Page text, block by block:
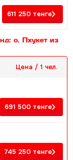
611 250 тенге
о. Пхукет из
Цена / 1 чел.
691 500 тенге
745 250 тенге